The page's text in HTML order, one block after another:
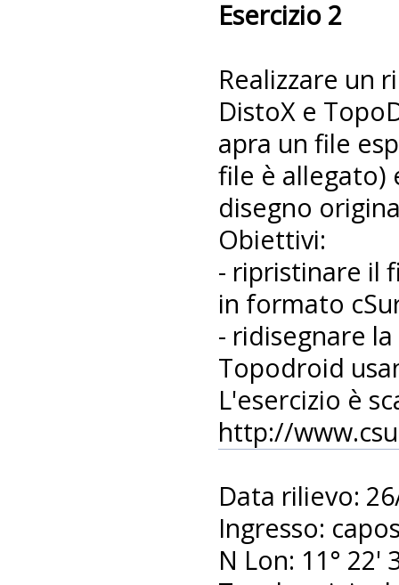
Esercizio 2
Realizzare un
DistoX e
apra un file
file è allegato)
disegno
Obiettivi:
- ripristinare il
in formato
- ridisegnare
Topodroid
L'esercizio è
http://
Data rilievo:
Ingresso:
N Lon: 11° 22'